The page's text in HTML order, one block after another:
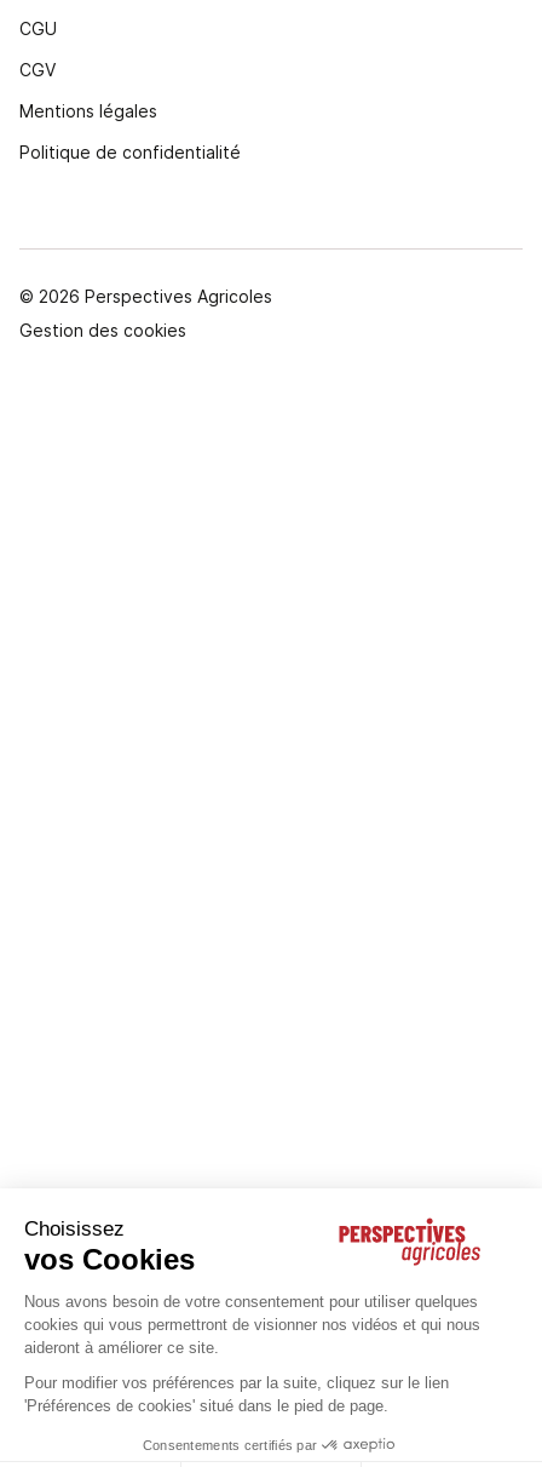
CGU
CGV
Mentions légales
Politique de confidentialité
© 2026 Perspectives Agricoles
Gestion des cookies